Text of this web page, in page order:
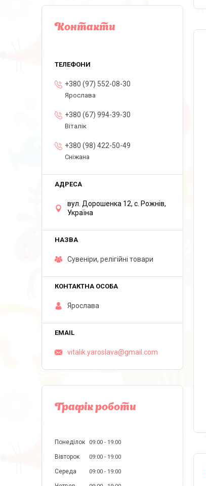
Контакти
+380 (97) 552-08-30
Ярослава
+380 (67) 994-39-30
Віталік
+380 (98) 422-50-49
Сніжана
вул. Дорошенка 12, с. Рожнів,
Україна
Сувеніри, релігійні товари
Ярослава
vitalik.yaroslava@gmail.com
Графік роботи
Понеділок 09:00 19:00
Вівторок 09:00 19:00
Середа 09:00 19:00